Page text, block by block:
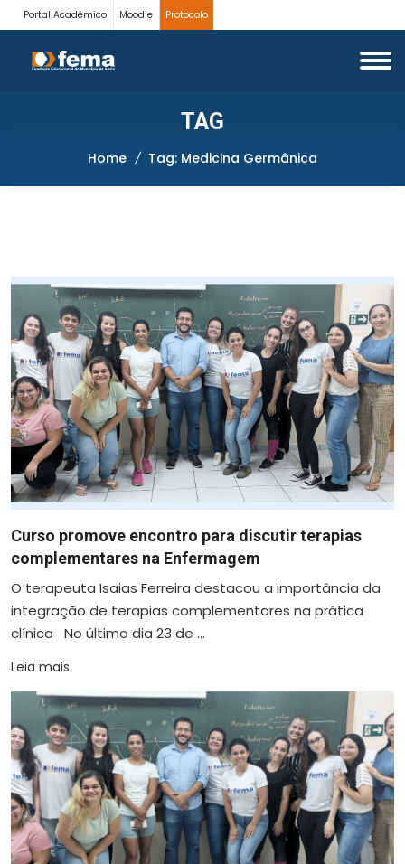
Portal Acadêmico Moodle Protocolo
TAG
Home Tag: Medicina Germânica
Curso promove encontro para discutir terapias
complementares na Enfermagem
O terapeuta Isaias Ferreira destacou a importância da
integração de terapias complementares na prática
clínica No último dia 23 de ...
Leia mais